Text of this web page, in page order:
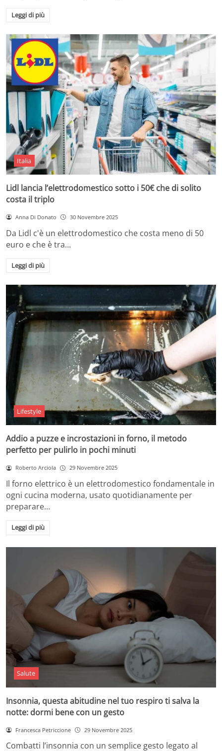
Leggi di più
Italia
Lidl lancia l’elettrodomestico sotto i 50€ che di solito
costa il triplo
Anna Di Donato 30 Novembre 2025
Da Lidl c'è un elettrodomestico che costa meno di 50
euro e che è tra…
Leggi di più
Lifestyle
Addio a puzze e incrostazioni in forno, il metodo
perfetto per pulirlo in pochi minuti
Roberto Arciola 29 Novembre 2025
Il forno elettrico è un elettrodomestico fondamentale in
ogni cucina moderna, usato quotidianamente per
preparare…
Leggi di più
Salute
Insonnia, questa abitudine nel tuo respiro ti salva la
notte: dormi bene con un gesto
Francesca Petriccione 29 Novembre 2025
Combatti l’insonnia con un semplice gesto legato al